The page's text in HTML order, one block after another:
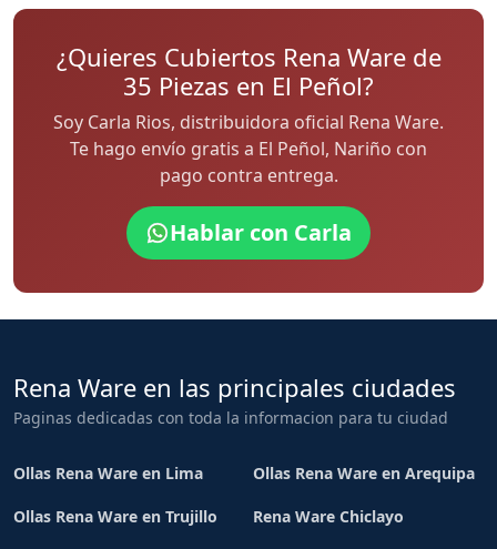
¿Quieres Cubiertos Rena Ware de
35 Piezas en El Peñol?
Soy Carla Rios, distribuidora oficial Rena Ware.
Te hago envío gratis a El Peñol, Nariño con
pago contra entrega.
Hablar con Carla
Rena Ware en las principales ciudades
Paginas dedicadas con toda la informacion para tu ciudad
Ollas Rena Ware en Lima Ollas Rena Ware en Arequipa
Ollas Rena Ware en Trujillo Rena Ware Chiclayo